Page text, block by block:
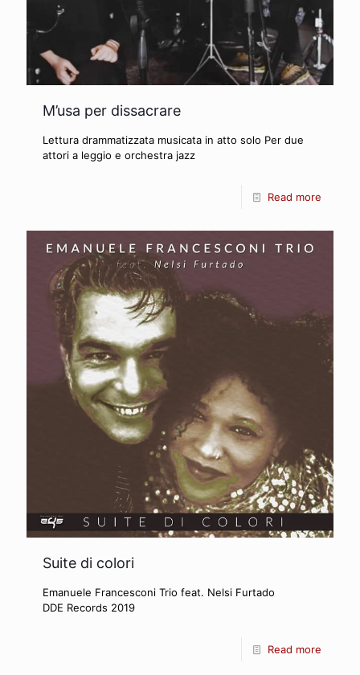
M’usa per dissacrare
Lettura drammatizzata musicata in atto solo Per due
attori a leggio e orchestra jazz
Read more
Suite di colori
Emanuele Francesconi Trio feat. Nelsi Furtado
DDE Records 2019
Read more